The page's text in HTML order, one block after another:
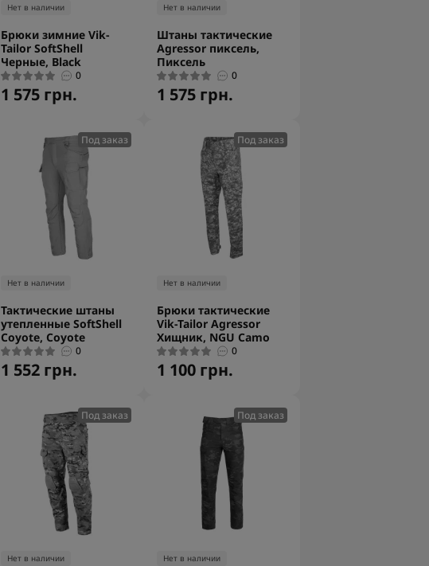
Нет в наличии
Брюки зимние Vik-
Tailor SoftShell
Черные, Black
0
1 575 грн.
Нет в наличии
Штаны тактические
Agressor пиксель,
Пиксель
0
1 575 грн.
Под заказ
Нет в наличии
Тактические штаны
утепленные SoftShell
Coyote, Coyote
0
1 552 грн.
Под заказ
Нет в наличии
Брюки тактические
Vik-Tailor Agressor
Хищник, NGU Camo
0
1 100 грн.
Под заказ
Нет в наличии
Под заказ
Нет в наличии